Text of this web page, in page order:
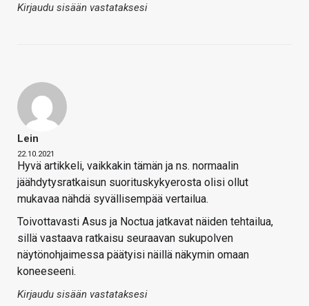
Kirjaudu sisään vastataksesi
Lein
22.10.2021
Hyvä artikkeli, vaikkakin tämän ja ns. normaalin
jäähdytysratkaisun suorituskykyerosta olisi ollut
mukavaa nähdä syvällisempää vertailua.
Toivottavasti Asus ja Noctua jatkavat näiden tehtailua,
sillä vastaava ratkaisu seuraavan sukupolven
näytönohjaimessa päätyisi näillä näkymin omaan
koneeseeni.
Kirjaudu sisään vastataksesi